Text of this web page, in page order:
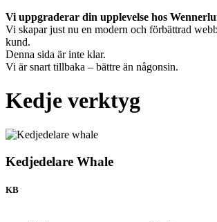
Vi uppgraderar din upplevelse hos
Vi skapar just nu en modern och förbättrad
kund.
Denna sida är inte klar.
Vi är snart tillbaka – bättre än någonsin.
Kedje verktyg
Kedjedelare Whale
KB